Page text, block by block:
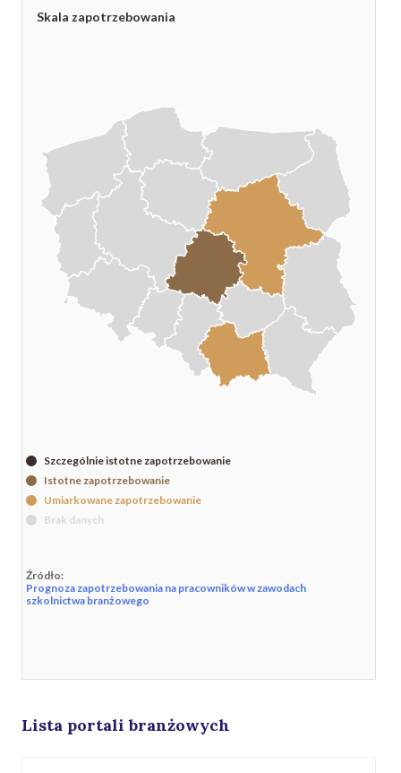
Skala zapotrzebowania
Szczególnie istotne zapotrzebowanie
Istotne zapotrzebowanie
Umiarkowane zapotrzebowanie
Brak danych
Źródło:
Prognoza zapotrzebowania na pracowników w zawodach
szkolnictwa branżowego
Lista portali branżowych